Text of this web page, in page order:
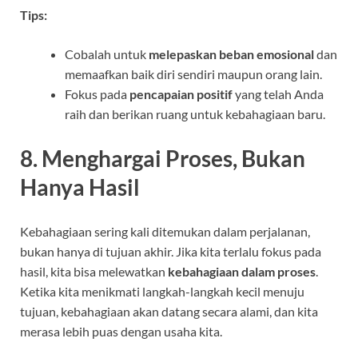
Tips:
Cobalah untuk melepaskan beban emosionaldan
memaafkan baik diri sendiri maupun orang lain.
Fokus pada pencapaian positifyang telah Anda
raih dan berikan ruang untuk kebahagiaan baru.
8. Menghargai Proses, Bukan
Hanya Hasil
Kebahagiaan sering kali ditemukan dalam perjalanan,
bukan hanya di tujuan akhir. Jika kita terlalu fokus pada
hasil, kita bisa melewatkan kebahagiaan dalam proses.
Ketika kita menikmati langkah-langkah kecil menuju
tujuan, kebahagiaan akan datang secara alami, dan kita
merasa lebih puas dengan usaha kita.